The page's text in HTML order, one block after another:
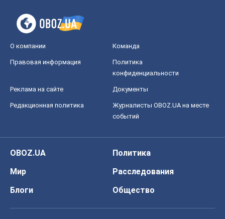
О компании Команда
Правовая информация
Политика
конфиденциальности
Реклама на сайте Документы
Редакционная политика
Журналисты OBOZ.UA на месте
событий
OBOZ.UA
Политика
Мир
Расследования
Блоги
Общество